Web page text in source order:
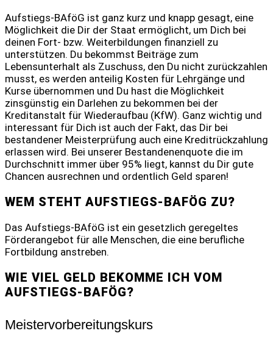
Aufstiegs-BAföG ist ganz kurz und knapp gesagt, eine
Möglichkeit die Dir der Staat ermöglicht, um Dich bei
deinen Fort- bzw. Weiterbildungen finanziell zu
unterstützen. Du bekommst Beiträge zum
Lebensunterhalt als Zuschuss, den Du nicht zurückzahlen
musst, es werden anteilig Kosten für Lehrgänge und
Kurse übernommen und Du hast die Möglichkeit
zinsgünstig ein Darlehen zu bekommen bei der
Kreditanstalt für Wiederaufbau (KfW). Ganz wichtig und
interessant für Dich ist auch der Fakt, das Dir bei
bestandener Meisterprüfung auch eine Kreditrückzahlung
erlassen wird. Bei unserer Bestandenenquote die im
Durchschnitt immer über 95% liegt, kannst du Dir gute
Chancen ausrechnen und ordentlich Geld sparen!
WEM STEHT AUFSTIEGS-BAFÖG ZU?
Das Aufstiegs-BAföG ist ein gesetzlich geregeltes
Förderangebot für alle Menschen, die eine berufliche
Fortbildung anstreben.
WIE VIEL GELD BEKOMME ICH VOM
AUFSTIEGS-BAFÖG?
Meistervorbereitungskurs